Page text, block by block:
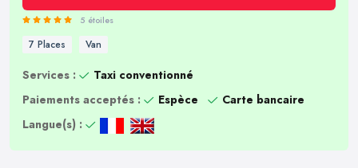
5 étoiles
7 Places Van
Services :
Taxi conventionné
Paiements acceptés :
Espèce
Carte bancaire
Langue(s) :